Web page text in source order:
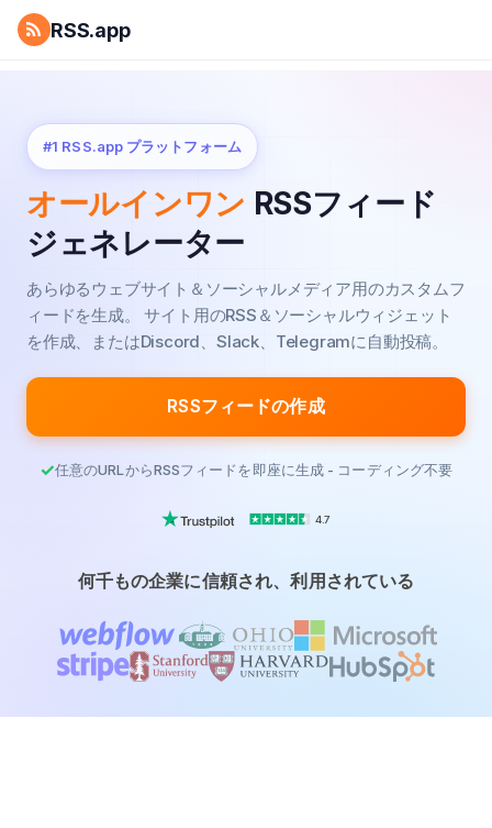
RSS.app
#1 RSS.app プラットフォーム
オールインワン RSSフィード
ジェネレーター
あらゆるウェブサイト＆ソーシャルメディア用のカスタムフ
ィードを生成。
サイト用のRSS＆ソーシャルウィジェット
を作成、またはDiscord、Slack、Telegramに自動投稿。
RSSフィードの作成
任意のURLからRSSフィードを即座に生成 - コーディング不要
4.7
何千もの企業に信頼され、利用されている